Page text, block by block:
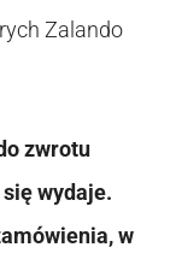
Zalando
zwrotu
wydaje.
w